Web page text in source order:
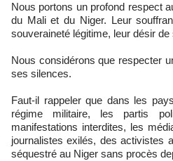
Nous portons un profond respect
du Mali et du Niger. Leur
souveraineté légitime, leur désir
Nous considérons que respecter
ses silences.
Faut-il rappeler que dans les
régime militaire, les partis
manifestations interdites, les
journalistes exilés, des activistes
séquestré au Niger sans procès